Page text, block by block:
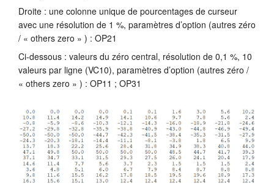
Droite : une colonne unique de pourcentages de curseur
avec une résolution de 1 %, paramètres d’option (autres zéro
/ « others zero » ) : OP21
Ci-dessous : valeurs du zéro central, résolution de 0,1 %, 10
valeurs par ligne (VC10), paramètres d’option (autres zéro /
« others zero » ) : OP11 ; OP31